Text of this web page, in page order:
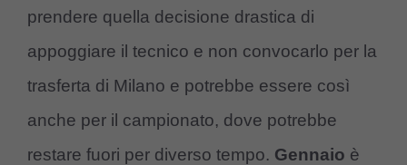
prendere quella decisione drastica di
appoggiare il tecnico e non convocarlo per la
trasferta di Milano e potrebbe essere così
anche per il campionato, dove potrebbe
restare fuori per diverso tempo. Gennaio è